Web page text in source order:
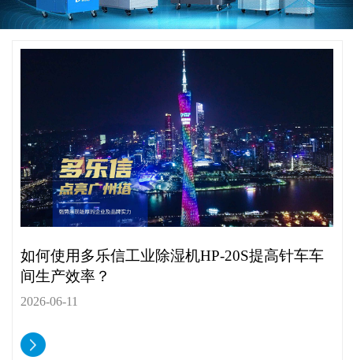
如何使用多乐信工业除湿机HP-20S提高针车车
间生产效率？
2026-06-11